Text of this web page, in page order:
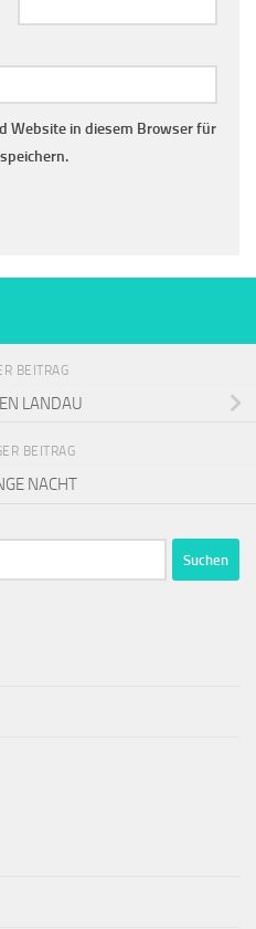
Website in diesem Browser für
BEITRAG
LANDAU
BEITRAG
NACHT